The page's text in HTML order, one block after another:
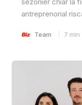
antreprenorial
Team 7 min